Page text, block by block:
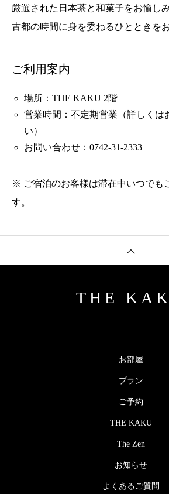
厳選された日本茶と和菓子をお愉し
古都の時間に身を委ねるひとときを
ご利用案内
場所：THE KAKU 2階
営業時間：不定期営業（詳しくは
い）
お問い合わせ：0742-31-2333
※ ご宿泊のお客様は滞在中いつでも
す。
THE
お部屋
プラン
ご予約
THE KAKU
The Zen
お知らせ
よくあるご質問